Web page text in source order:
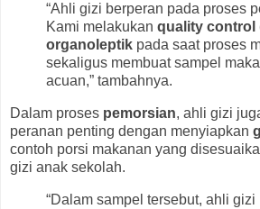
“Ahli gizi berperan pada proses
Kami melakukan quality control
organoleptik pada saat proses
sekaligus membuat sampel
acuan,” tambahnya.
Dalam proses pemorsian, ahli gizi
peranan penting dengan menyiapkan
contoh porsi makanan yang
gizi anak sekolah.
“Dalam sampel tersebut, ahli gizi